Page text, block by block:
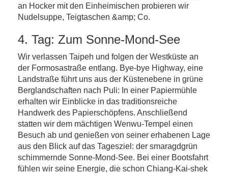
an Hocker mit den Einheimischen probieren wir
Nudelsuppe, Teigtaschen &amp; Co.
4. Tag: Zum Sonne-Mond-See
Wir verlassen Taipeh und folgen der Westküste an
der Formosastraße entlang. Bye-bye Highway, eine
Landstraße führt uns aus der Küstenebene in grüne
Berglandschaften nach Puli: In einer Papiermühle
erhalten wir Einblicke in das traditionsreiche
Handwerk des Papierschöpfens. Anschließend
statten wir dem mächtigen Wenwu-Tempel einen
Besuch ab und genießen von seiner erhabenen Lage
aus den Blick auf das Tagesziel: der smaragdgrün
schimmernde Sonne-Mond-See. Bei einer Bootsfahrt
fühlen wir seine Energie, die schon Chiang-Kai-shek